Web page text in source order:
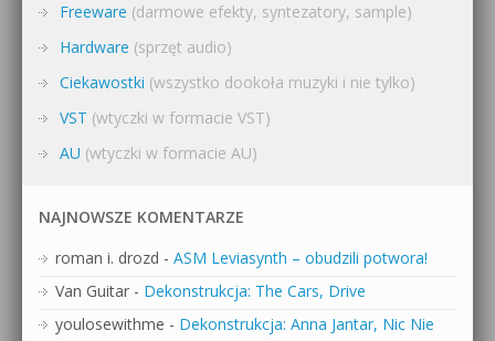
Freeware (darmowe efekty, syntezatory, sample)
Hardware (sprzęt audio)
Ciekawostki (wszystko dookoła muzyki i nie tylko)
VST (wtyczki w formacie VST)
AU (wtyczki w formacie AU)
NAJNOWSZE KOMENTARZE
roman i. drozd - ASM Leviasynth – obudzili potwora!
Van Guitar - Dekonstrukcja: The Cars, Drive
youlosewithme - Dekonstrukcja: Anna Jantar, Nic Nie